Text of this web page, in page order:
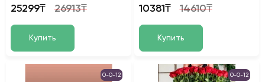
25299₸ 26913₸
Купить
10381₸ 14610₸
Купить
0-0-12 0-0-12